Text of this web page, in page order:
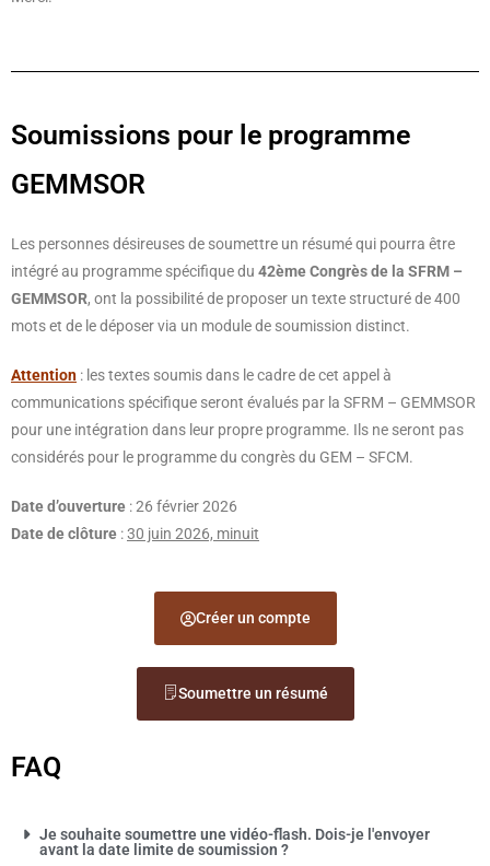
Soumissions pour le programme
GEMMSOR
Les personnes désireuses de soumettre un résumé qui pourra être
intégré au programme spécifique du 42ème Congrès de la SFRM –
GEMMSOR, ont la possibilité de proposer un texte structuré de 400
mots et de le déposer via un module de soumission distinct.
Attention : les textes soumis dans le cadre de cet appel à
communications spécifique seront évalués par la SFRM – GEMMSOR
pour une intégration dans leur propre programme. Ils ne seront pas
considérés pour le programme du congrès du GEM – SFCM.
Date d’ouverture : 26 février 2026
Date de clôture :30 juin 2026, minuit
Créer un compte
Soumettre un résumé
FAQ
Je souhaite soumettre une vidéo-flash. Dois-je l'envoyer
avant la date limite de soumission ?